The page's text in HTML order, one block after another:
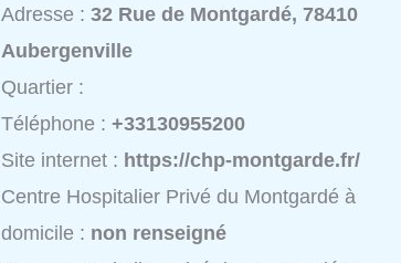
Adresse :32 Rue de Montgardé, 78410
Aubergenville
Quartier :
Téléphone :+33130955200
Site internet : https://chp-montgarde.fr/
Centre Hospitalier Privé du Montgardé à
domicile : non renseigné